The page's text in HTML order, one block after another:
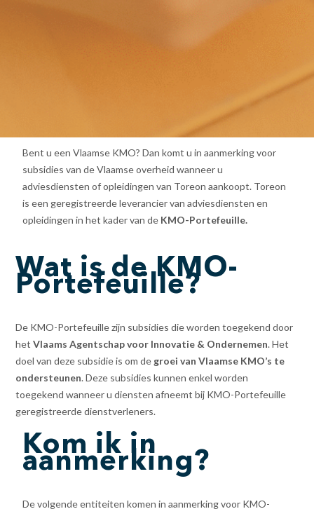
Bent u een Vlaamse KMO? Dan komt u in aanmerking voor
subsidies van de Vlaamse overheid wanneer u
adviesdiensten of opleidingen van Toreon aankoopt. Toreon
is een geregistreerde leverancier van adviesdiensten en
opleidingen in het kader van de KMO-Portefeuille.
Wat is de KMO-
Portefeuille?
De KMO-Portefeuille zijn subsidies die worden toegekend door
hetVlaams Agentschap voor Innovatie & Ondernemen. Het
doel van deze subsidie is om de groei van Vlaamse KMO’s te
ondersteunen. Deze subsidies kunnen enkel worden
toegekend wanneer u diensten afneemt bij KMO-Portefeuille
geregistreerde dienstverleners.
Kom ik in
aanmerking?
De volgende entiteiten komen in aanmerking voor KMO-